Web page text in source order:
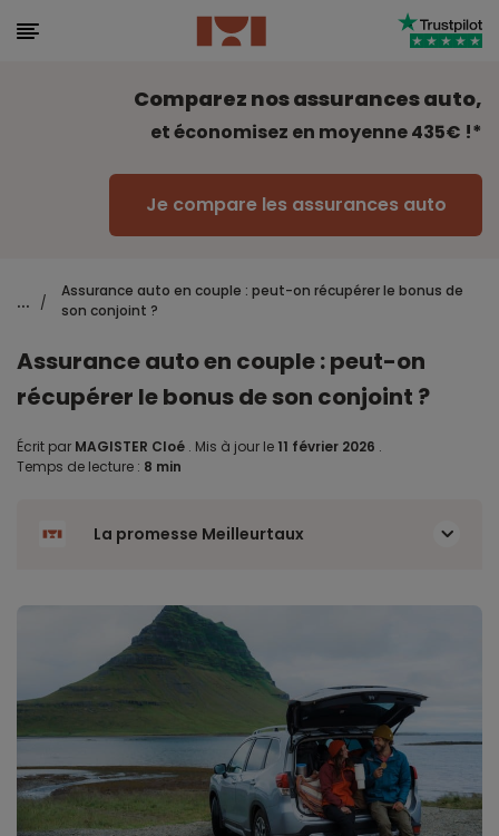
Comparez nos assurances auto,
et économisez en moyenne 435€ !*
Je compare les assurances auto
... /
Assurance auto en couple : peut-on récupérer le bonus de
son conjoint ?
Assurance auto en couple : peut-on
récupérer le bonus de son conjoint ?
Écrit par MAGISTER Cloé . Mis à jour le 11 février 2026 .
Temps de lecture : 8 min
La promesse Meilleurtaux